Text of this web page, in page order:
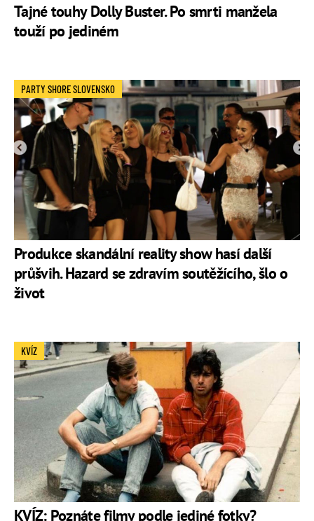
Tajné touhy Dolly Buster. Po smrti manžela
touží po jediném
Produkce skandální reality show hasí další
průšvih. Hazard se zdravím soutěžícího, šlo o
život
PARTY SHORE SLOVENSKO
KVÍZ: Poznáte filmy podle jediné fotky?
KVÍZ